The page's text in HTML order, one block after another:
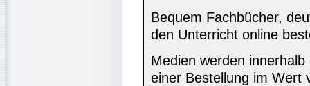
Bequem Fachbücher,
den Unterricht online
Medien werden
einer Bestellung im Wert